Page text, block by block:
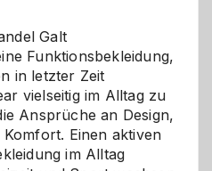
Galt
Funktionsbekleidung,
in letzter Zeit
vielseitig im Alltag zu
Ansprüche an Design,
Einen aktiven
im Alltag